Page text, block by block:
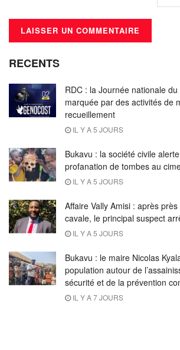
RECENTS
RDC : la Journée nationale
marquée par des activités de
recueillement
IL Y A 5 JOURS
Bukavu : la société civile
profanation de tombes au
IL Y A 5 JOURS
Affaire Vally Amisi : après
cavale, le principal suspect
IL Y A 5 JOURS
Bukavu : le maire Nicolas
population autour de
sécurité et de la prévention
IL Y A 7 JOURS